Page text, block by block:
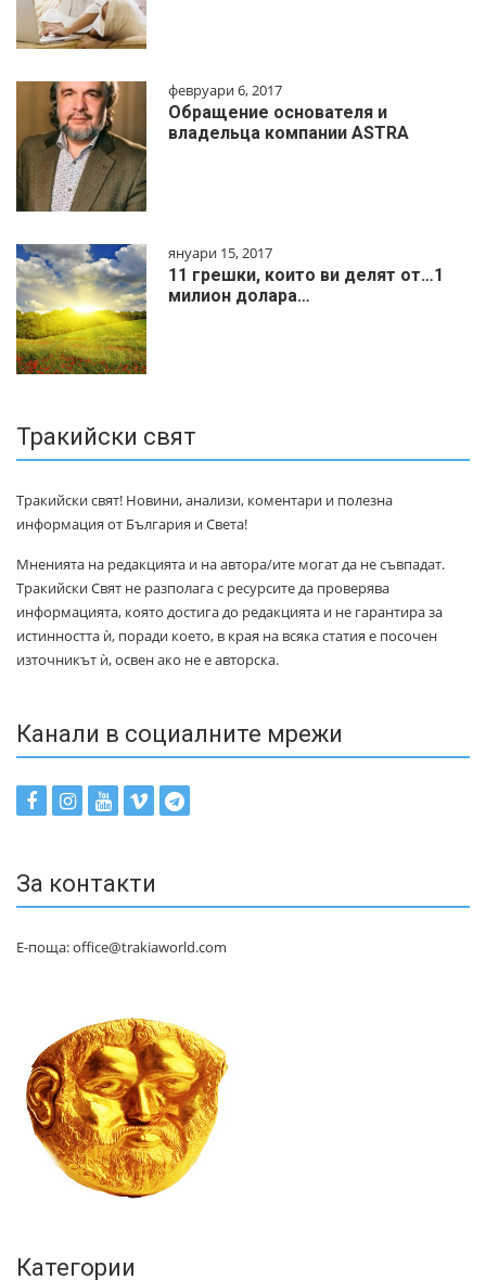
февруари 6, 2017
Обращение основателя и
владельца компании ASTRA
януари 15, 2017
11 грешки, които ви делят от…1
милиoн дoлapa…
Тракийски свят
Тракийски свят! Новини, анализи, коментари и полезна
информация от България и Света!
Мненията на редакцията и на автора/ите могат да не съвпадат.
Тракийски Свят не разполага с ресурсите да проверява
информацията, която достига до редакцията и не гарантира за
истинността ѝ, поради което, в края на всяка статия е посочен
източникът ѝ, освен ако не е авторска.
Канали в социалните мрежи
За контакти
Е-поща: office@trakiaworld.com
Категории